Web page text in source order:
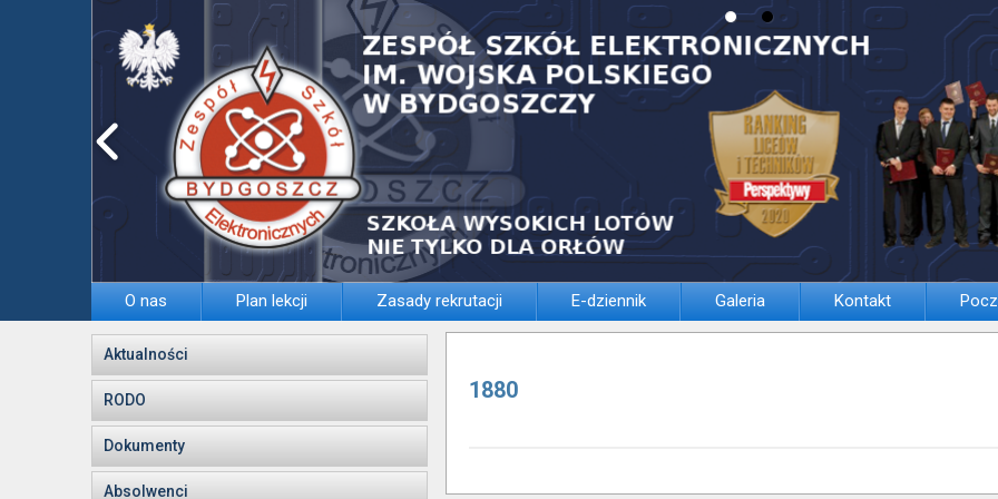
O nas Plan lekcji Zasady rekrutacji E-dziennik Galeria Kontakt
Aktualności
RODO
Dokumenty
Absolwenci
1880